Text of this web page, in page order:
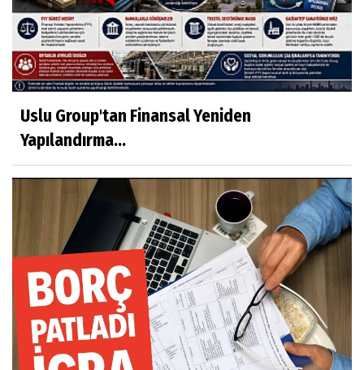
Uslu Group'tan Finansal Yeniden
Yapılandırma...